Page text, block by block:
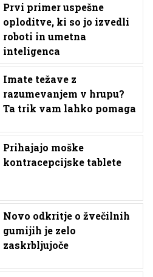
Prvi primer uspešne
oploditve, ki so jo izvedli
roboti in umetna
inteligenca
Imate težave z
razumevanjem v hrupu?
Ta trik vam lahko pomaga
Prihajajo moške
kontracepcijske tablete
Novo odkritje o žvečilnih
gumijih je zelo
zaskrbljujoče